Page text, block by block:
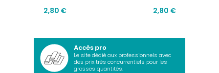
2,80 € 2,80 €
Accès pro
Le site dédié aux professionnels avec
des prix très concurrentiels pour les
grosses quantités.